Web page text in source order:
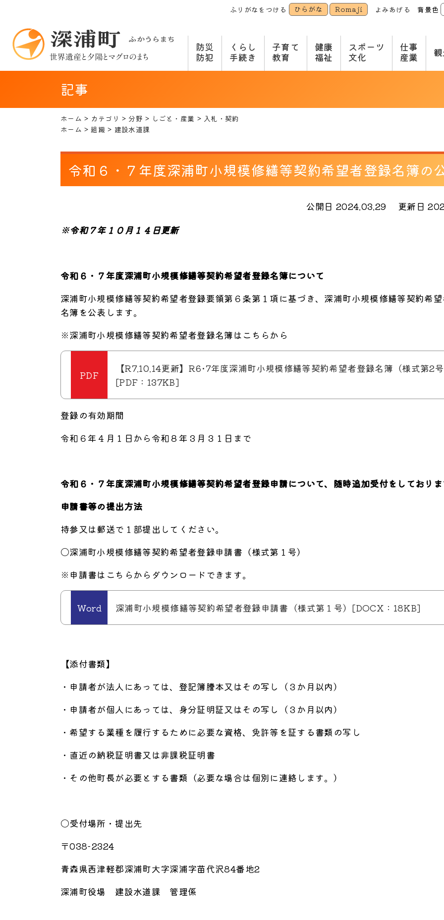
ふりがなをつける ひらがな Romaji よみあげる 背景色
防災
防犯
くらし
手続き
子育て
教育
健康
福祉
スポーツ
文化
仕事
産業
記事
ホーム カテゴリ 分野 しごと・産業
入札・契約
ホーム
組織 建設水道課
令和６・７年度深浦町小規模修繕等契約希望者登録名簿の
公開日 2024.03.29
更新日
※令和７年１０月１４日更新
令和６・７年度深浦町小規模修繕等契約希望者登録名簿について
深浦町小規模修繕等契約希望者登録要領第６条第１項に基づき、深浦町小規模修繕等契約希
名簿を公表します。
※深浦町小規模修繕等契約希望者登録名簿はこちらから
【R7.10.14更新】R6･7年度深浦町小規模修繕等契約希望者登録名簿（様式第2
[PDF：137KB]
登録の有効期間
令和６年４月１日から令和８年３月３１日まで
令和６・７年度深浦町小規模修繕等契約希望者登録申請について、随時追加受付をしており
申請書等の提出方法
持参又は郵送で１部提出してください。
〇深浦町小規模修繕等契約希望者登録申請書（様式第１号）
※申請書はこちらからダウンロードできます。
深浦町小規模修繕等契約希望者登録申請書（様式第１号）[DOCX：18KB]
【添付書類】
・申請者が法人にあっては、登記簿謄本又はその写し（３か月以内）
・申請者が個人にあっては、身分証明証又はその写し（３か月以内）
・希望する業種を履行するために必要な資格、免許等を証する書類の写し
・直近の納税証明書又は非課税証明書
・その他町長が必要とする書類（必要な場合は個別に連絡します。）
〇受付場所・提出先
〒038-2324
青森県西津軽郡深浦町大字深浦字苗代沢84番地2
深浦町役場 建設水道課 管理係